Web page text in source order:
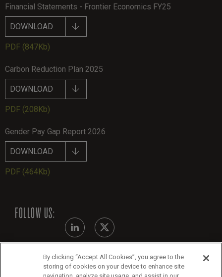
Financial Statements - Frontier Economics FY25
DOWNLOAD
PDF (847Kb)
Carbon Reduction Plan 2025
DOWNLOAD
PDF (208Kb)
Gender Pay Gap Report 2026
DOWNLOAD
PDF (464Kb)
FOLLOW US:
Modern Slavery Statement
By clicking “Accept All Cookies”, you agree to the
storing of cookies on your device to enhance site